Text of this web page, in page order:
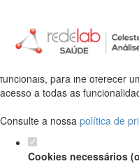
Defina as suas
para este website.
funcionais, para lhe oferecer
acesso a todas as
Consulte a nossa política de
Cookies necessários